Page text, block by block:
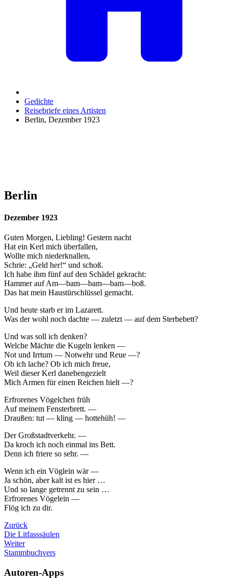
Gedichte
Reisebriefe eines Artisten
Berlin, Dezember 1923
Berlin
Dezember 1923
Guten Morgen, Liebling! Gestern nacht
Hat ein Kerl mich überfallen,
Wollte mich niederknallen,
Schrie: „Geld her!“ und schoß.
Ich habe ihm fünf auf den Schädel gekracht:
Hammer auf Am—bam—bam—bam—boß.
Das hat mein Haustürschlüssel gemacht.
Und heute starb er im Lazarett.
Was der wohl noch dachte — zuletzt — auf dem Sterbebett?
Und was soll ich denken?
Welche Mächte die Kugeln lenken —
Not und Irrtum — Notwehr und Reue —?
Ob ich lache? Ob ich mich freue,
Weil dieser Kerl danebengezielt
Mich Armen für einen Reichen hielt —?
Erfrorenes Vögelchen früh
Auf meinem Fensterbrett. —
Draußen: tut — kling — hottehüh! —
Der Großstadtverkehr. —
Da kroch ich noch einmal ins Bett.
Denn ich friere so sehr. —
Wenn ich ein Vöglein wär —
Ja schön, aber kalt ist es hier …
Und so lange getrennt zu sein …
Erfrorenes Vögelein —
Flög ich zu dir.
Zurück
Die Litfasssäulen
Weiter
Stammbuchvers
Autoren-Apps